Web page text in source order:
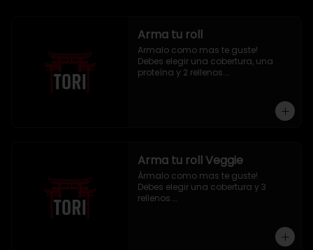
Arma tu roll
Armalo como mas te guste!
Debes elegir una cobertura, una
proteína y 2 rellenos.
Arma tu roll Veggie
Ármalo como mas te guste!
Debes elegir una cobertura y 3
rellenos.